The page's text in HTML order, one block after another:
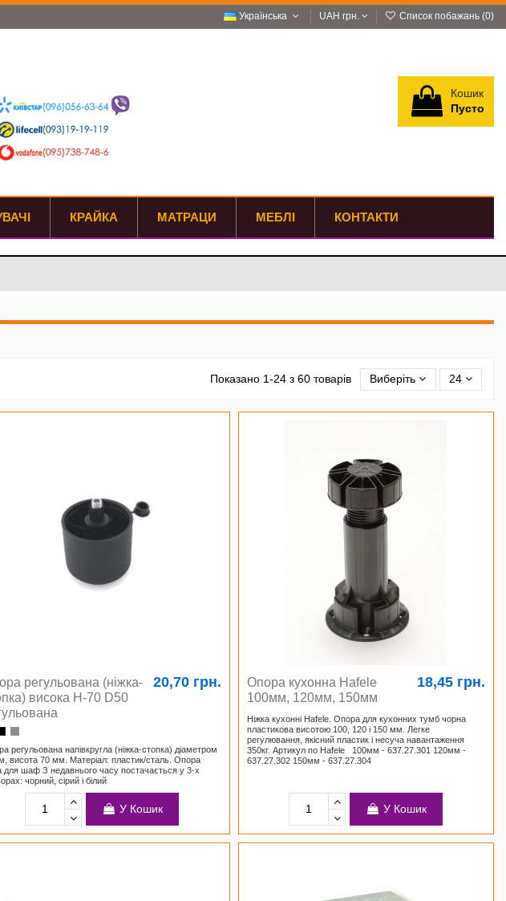
Українська UAH грн. Список побажань (0)
Кошик
Пусто
КРАЙКА МАТРАЦИ МЕБЛІ КОНТАКТИ
Показано 1-24 з 60 товарів Виберіть 24
регульована (ніжка-
висока H-70 D50
20,70 грн.
регульована напівкругла (ніжка-стопка) діаметром
висота 70 мм. Матеріал: пластик/сталь. Опора
для шаф З недавнього часу постачається у 3-х
чорний, сірий і білий
У Кошик
Опора кухонна Hafele
100мм, 120мм, 150мм
18,45 грн.
Ніжка кухонні Hafele. Опора для кухонних тумб чорна
пластикова висотою 100, 120 і 150 мм. Легке
регулювання, якісний пластик і несуча навантаження
350кг. Артикул по Hafele 100мм - 637.27.301 120мм -
637.27.302 150мм - 637.27.304
У Кошик